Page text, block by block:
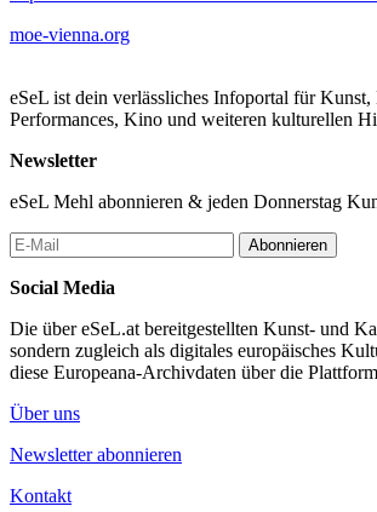
moe-vienna.org
eSeL ist dein verlässliches Infoportal für
Performances, Kino und weiteren kulturellen
Newsletter
eSeL Mehl abonnieren & jeden Donnerstag
Abonnieren
Social Media
Die über eSeL.at bereitgestellten Kunst- und
sondern zugleich als digitales europäisches
diese Europeana-Archivdaten über die
Über uns
Newsletter abonnieren
Kontakt